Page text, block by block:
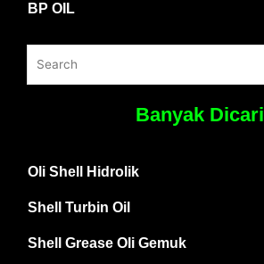
BP OIL
Banyak Dicari
Oli Shell Hidrolik
Shell Turbin Oil
Shell Grease Oli Gemuk